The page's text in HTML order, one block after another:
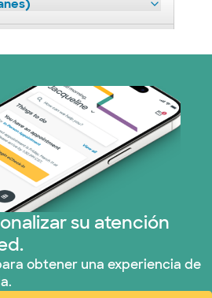
planes)
(15 planes)
(31 planes)
su atención
obtener una experiencia de